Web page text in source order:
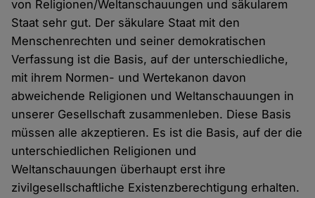
von Religionen/Weltanschauungen und säkularem
Staat sehr gut. Der säkulare Staat mit den
Menschenrechten und seiner demokratischen
Verfassung ist die Basis, auf der unterschiedliche,
mit ihrem Normen- und Wertekanon davon
abweichende Religionen und Weltanschauungen in
unserer Gesellschaft zusammenleben. Diese Basis
müssen alle akzeptieren. Es ist die Basis, auf der die
unterschiedlichen Religionen und
Weltanschauungen überhaupt erst ihre
zivilgesellschaftliche Existenzberechtigung erhalten.